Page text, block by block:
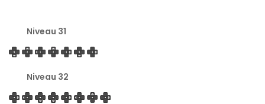
Niveau 31
Niveau 32